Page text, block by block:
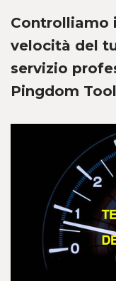
Controlliamo
velocità del
servizio
Pingdom